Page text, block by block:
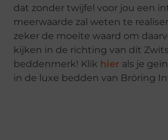
dat zonder twijfel voor jou een
meerwaarde zal weten te
zeker de moeite waard om
kijken in de richting van dit
beddenmerk! Klik hier als je
in de luxe bedden van Bröring